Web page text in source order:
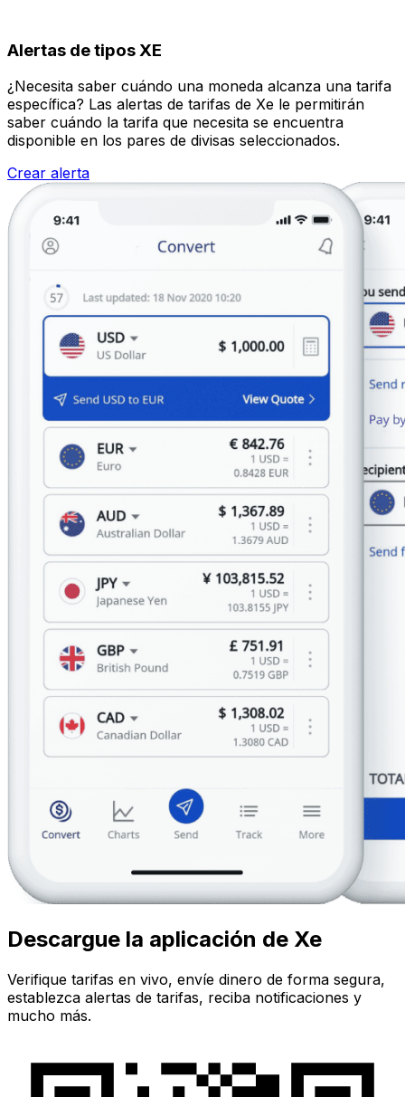
Alertas de tipos XE
¿Necesita saber cuándo una moneda alcanza una tarifa
específica? Las alertas de tarifas de Xe le permitirán
saber cuándo la tarifa que necesita se encuentra
disponible en los pares de divisas seleccionados.
Crear alerta
Descargue la aplicación de Xe
Verifique tarifas en vivo, envíe dinero de forma segura,
establezca alertas de tarifas, reciba notificaciones y
mucho más.